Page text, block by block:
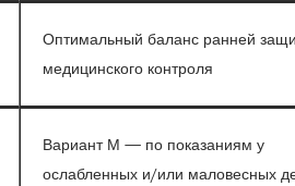
Оптимальный баланс ранней
медицинского контроля
Вариант М — по показаниям у
ослабленных и/или маловесных